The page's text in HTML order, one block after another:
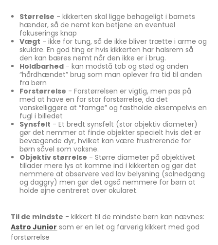
Størrelse - kikkerten skal ligge behageligt i barnets
hænder, så de nemt kan betjene en eventuel
fokuserings knap
Vægt - ikke for tung, så de ikke bliver trætte i arme og
skuldre. En god ting er hvis kikkerten har halsrem så
den kan bæres nemt når den ikke er i brug.
Holdbarhed- kan modstå tab og stød og anden
“hårdhændet” brug som man oplever fra tid til anden
fra børn
Forstørrelse - Forstørrelsen er vigtig, men pas på
med at have en for stor forstørrelse, da det
vanskelliggøre at “famge” og fastholde eksempelvis en
fugl i billedet
Synsfelt - Et bredt synsfelt (stor objektiv diameter)
gør det nemmer at finde objekter specielt hvis det er
bevægende dyr, hvilket kan være frustrerende for
børn såvel som voksne.
Objektiv størrelse - Større diameter på objektivet
tillader mere lys at komme ind i kikkerten og gør det
nemmere at observere ved lav belysning (solnedgang
og daggry) men gør det også nemmere for børn at
holde øjne centreret over okularet.
Til de mindste - kikkert til de mindste børn kan nævnes:
Astro Junior som er en let og farverig kikkert med god
forstørrelse